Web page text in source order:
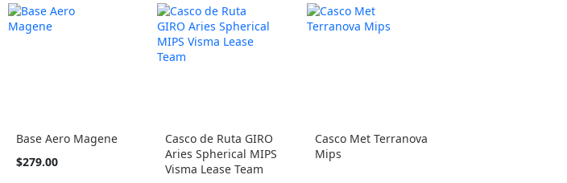
Base Aero Magene
$279.00
Casco de Ruta GIRO
Aries Spherical MIPS
Visma Lease Team
Casco Met Terranova
Mips